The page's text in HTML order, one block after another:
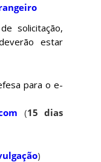
solicitação,
estar
para o e-
(15 dias
)